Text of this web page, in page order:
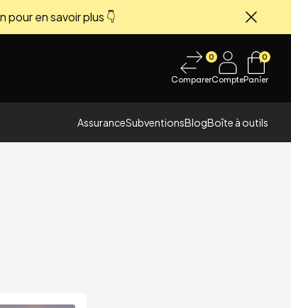
en savoir plus 👇
0
ComparerCompte
0
Panier
AssuranceSubventionsBlogBoîte à outils